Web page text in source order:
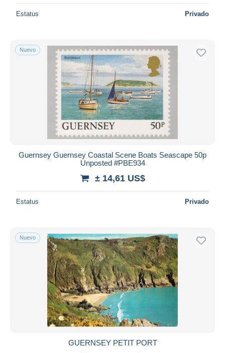
Estatus Privado
Nuevo
Guernsey Guernsey Coastal Scene Boats Seascape 50p
Unposted #PBE934
± 14,61 US$
Estatus Privado
Nuevo
GUERNSEY PETIT PORT